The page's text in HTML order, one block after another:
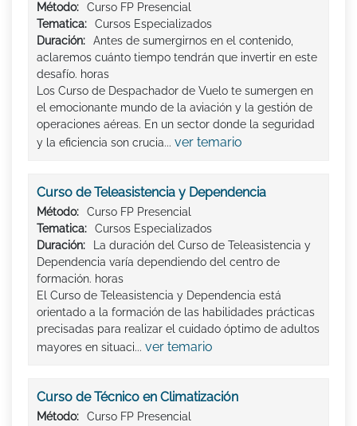
Método:
Curso FP Presencial
Tematica:
Cursos Especializados
Duración:
Antes de sumergirnos en el contenido,
aclaremos cuánto tiempo tendrán que invertir en este
desafío. horas
Los Curso de Despachador de Vuelo te sumergen en
el emocionante mundo de la aviación y la gestión de
operaciones aéreas. En un sector donde la seguridad
y la eficiencia son crucia... ver temario
Curso de Teleasistencia y Dependencia
Método:
Curso FP Presencial
Tematica:
Cursos Especializados
Duración:
La duración del Curso de Teleasistencia y
Dependencia varía dependiendo del centro de
formación. horas
El Curso de Teleasistencia y Dependencia está
orientado a la formación de las habilidades prácticas
precisadas para realizar el cuidado óptimo de adultos
mayores en situaci... ver temario
Curso de Técnico en Climatización
Método:
Curso FP Presencial